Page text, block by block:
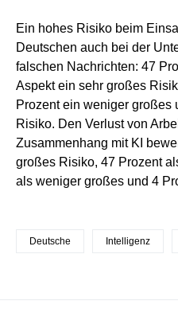
Ein hohes Risiko beim
Deutschen auch bei der
falschen Nachrichten: 47
Aspekt ein sehr großes
Prozent ein weniger großes
Risiko. Den Verlust von
Zusammenhang mit KI
großes Risiko, 47 Prozent
als weniger großes und 4
Deutsche Intelligenz